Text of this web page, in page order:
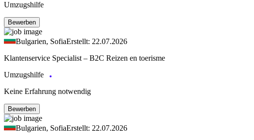
Umzugshilfe
Bewerben
Bulgarien, SofiaErstellt: 22.07.2026
Klantenservice Specialist – B2C Reizen en toerisme
Umzugshilfe
Keine Erfahrung notwendig
Bewerben
Bulgarien, SofiaErstellt: 22.07.2026